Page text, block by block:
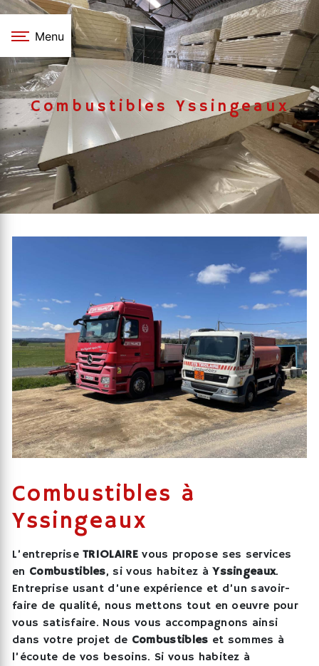
Panneau de gestion des cookies
Menu
Combustibles Yssingeaux
Combustibles à
Yssingeaux
L’entrepriseTRIOLAIRE vous propose ses services
en Combustibles, si vous habitez àYssingeaux.
Entreprise usant d’une expérience et d’un savoir-
faire de qualité, nous mettons tout en oeuvre pour
vous satisfaire. Nous vous accompagnons ainsi
dans votre projet de Combustibles et sommes à
l’écoute de vos besoins. Si vous habitez à